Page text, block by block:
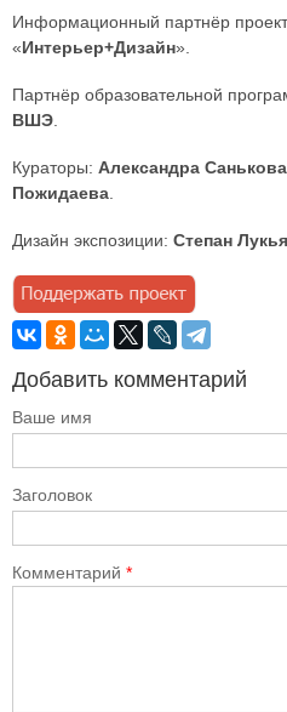
Информационный партнёр
«Интерьер+Дизайн».
Партнёр образовательной
ВШЭ.
Кураторы: Александра
Пожидаева.
Дизайн экспозиции: Степан
Добавить комментарий
Ваше имя
Заголовок
Комментарий *